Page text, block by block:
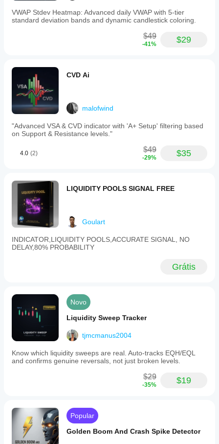
VWAP Stdev Heatmap: Advanced daily VWAP with 5-tier
standard deviation bands and dynamic candlestick coloring.
$49
-41% $29
CVD Ai
malofwind
"Advanced VSA & CVD indicator with 'A+ Setup' filtering based
on Support & Resistance levels."
4.0 (2) $49
-29% $35
LIQUIDITY POOLS SIGNAL FREE
Goulart
INDICATOR,LIQUIDITY POOLS,ACCURATE SIGNAL, NO
DELAY,80% PROBABILITY
Grátis
Novo
Liquidity Sweep Tracker
tjmcmanus2004
Know which liquidity sweeps are real. Auto-tracks EQH/EQL
and confirms genuine reversals, not just broken levels.
$29
-35% $19
Popular
Golden Boom And Crash Spike Detector